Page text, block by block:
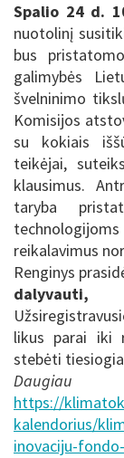
Spalio 24 d.
nuotolinį
bus
galimybės
švelninimo
Komisijos
su kokiais
teikėjai,
klausimus.
taryba
reikalavimus
Renginys
likus parai iki
stebėti
https://
kalendorius/
inovaciju-